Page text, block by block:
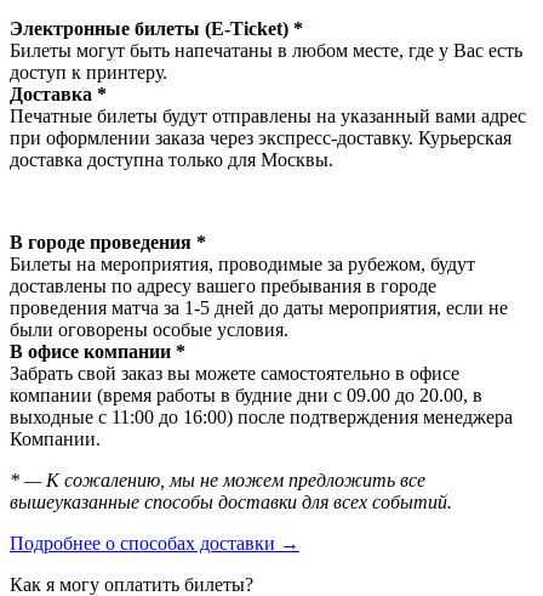
Электронные билеты (E-Ticket) *
Билеты могут быть напечатаны в любом месте, где у Вас есть
доступ к принтеру.
Доставка *
Печатные билеты будут отправлены на указанный вами адрес
при оформлении заказа через экспресс-доставку. Курьерская
доставка доступна только для Москвы.
В городе проведения *
Билеты на мероприятия, проводимые за рубежом, будут
доставлены по адресу вашего пребывания в городе
проведения матча за 1-5 дней до даты мероприятия, если не
были оговорены особые условия.
В офисе компании *
Забрать свой заказ вы можете самостоятельно в офисе
компании (время работы в будние дни с 09.00 до 20.00, в
выходные с 11:00 до 16:00) после подтверждения менеджера
Компании.
* — К сожалению, мы не можем предложить все
вышеуказанные способы доставки для всех событий.
Подробнее о способах доставки →
Как я могу оплатить билеты?